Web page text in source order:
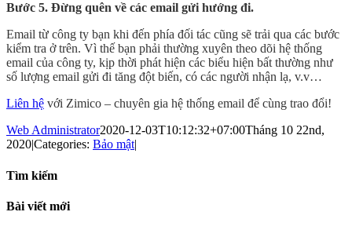
Bước 5. Đừng quên về các email gửi hướng đi.
Email từ công ty bạn khi đến phía đối tác cũng sẽ trải qua các bước
kiểm tra ở trên. Vì thế bạn phải thường xuyên theo dõi hệ thống
email của công ty, kịp thời phát hiện các biểu hiện bất thường như
số lượng email gửi đi tăng đột biến, có các người nhận lạ, v.v…
Liên hệ với Zimico – chuyên gia hệ thống email để cùng trao đổi!
Web Administrator2020-12-03T10:12:32+07:00Tháng 10 22nd,
2020|Categories: Bảo mật|
Tìm kiếm
Bài viết mới